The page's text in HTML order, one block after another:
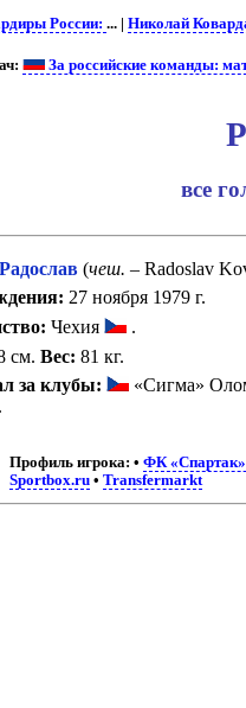
России: ... | Николай
За российские команды:
все
(чеш. – Radoslav
27 ноября 1979 г.
Чехия
.
см. Вес: 81 кг.
за клубы:
«Сигма»
Профиль игрока: •ФК
Sportbox.ru •Transfermarkt